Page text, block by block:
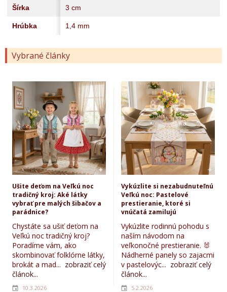
Šírka 3 cm
Hrúbka 1,4 mm
Vybrané články
Ušite deťom na Veľkú noc
tradičný kroj: Aké látky
vybrať pre malých šibačov a
parádnice?
Chystáte sa ušiť deťom na
Veľkú noc tradičný kroj?
Poradíme vám, ako
skombinovať folklórne látky,
brokát a mad... zobraziť celý
článok...
10.3.2026
Vykúzlite si nezabudnuteľnú
Veľkú noc: Pastelové
prestieranie, ktoré si
vnúčatá zamilujú
Vykúzlite rodinnú pohodu s
naším návodom na
veľkonočné prestieranie. 🐰
Nádherné panely so zajacmi
v pastelovýc... zobraziť celý
článok...
5.2.2026